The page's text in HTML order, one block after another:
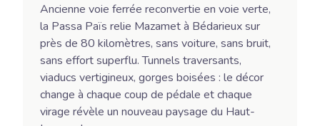
Ancienne voie ferrée reconvertie en voie verte,
la Passa Païs relie Mazamet à Bédarieux sur
près de 80 kilomètres, sans voiture, sans bruit,
sans effort superflu. Tunnels traversants,
viaducs vertigineux, gorges boisées : le décor
change à chaque coup de pédale et chaque
virage révèle un nouveau paysage du Haut-